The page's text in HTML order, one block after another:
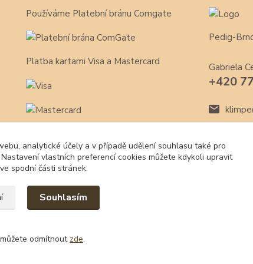
Používáme Platební bránu Comgate
Platba kartami Visa a Mastercard
Pedig-
Gabriela
+420
analytické účely a v případě udělení souhlasu také pro
vlastních preferencí cookies můžete kdykoli upravit
spodní části stránek.
Souhlasím
odmítnout zde.